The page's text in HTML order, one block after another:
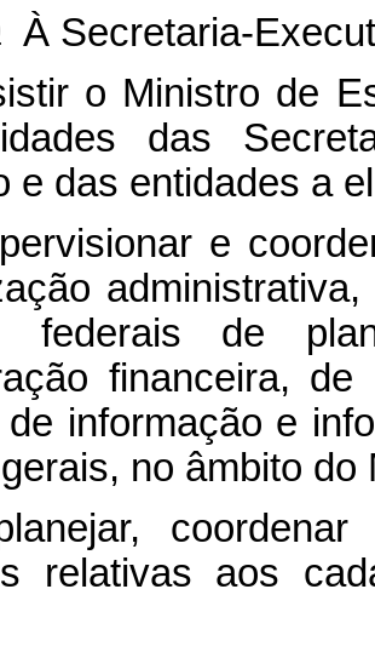
À Secretaria-
o Ministro de
das
e das entidades a
e
federais de
financeira,
informação e
no âmbito do
relativas aos